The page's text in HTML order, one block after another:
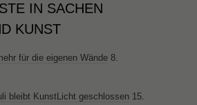
IN SACHEN
KUNST
für die eigenen Wände 8.
bleibt KunstLicht geschlossen 15.